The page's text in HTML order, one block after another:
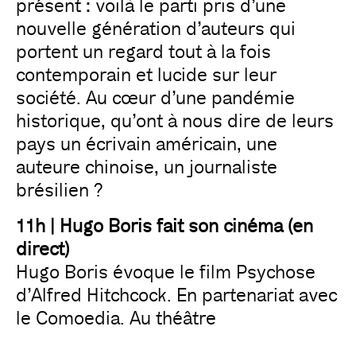
présent : voilà le parti pris d’une
nouvelle génération d’auteurs qui
portent un regard tout à la fois
contemporain et lucide sur leur
société. Au cœur d’une pandémie
historique, qu’ont à nous dire de leurs
pays un écrivain américain, une
auteure chinoise, un journaliste
brésilien ?
11h | Hugo Boris fait son cinéma (en
direct)
Hugo Boris évoque le film Psychose
d’Alfred Hitchcock. En partenariat avec
le Comoedia. Au théâtre